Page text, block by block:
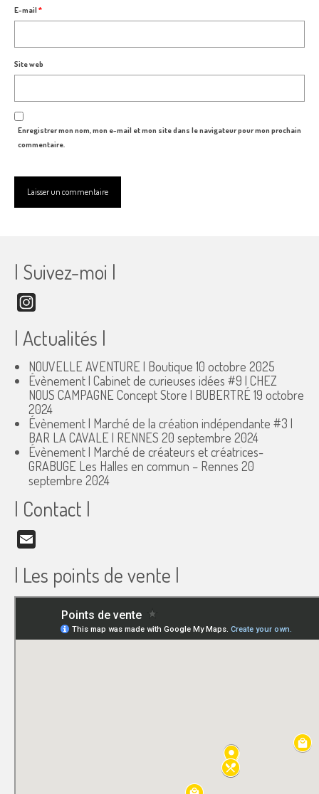
E-mail*
Site web
Enregistrer mon nom, mon e-mail et mon site dans le navigateur pour mon prochain
commentaire.
| Suivez-moi |
| Actualités |
NOUVELLE AVENTURE | Boutique 10 octobre 2025
Évènement | Cabinet de curieuses idées #9 | CHEZ
NOUS CAMPAGNE Concept Store | BUBERTRÉ 19 octobre
2024
Évènement | Marché de la création indépendante #3 |
BAR LA CAVALE | RENNES 20 septembre 2024
Évènement | Marché de créateurs et créatrices-
GRABUGE Les Halles en commun – Rennes 20
septembre 2024
| Contact |
| Les points de vente |